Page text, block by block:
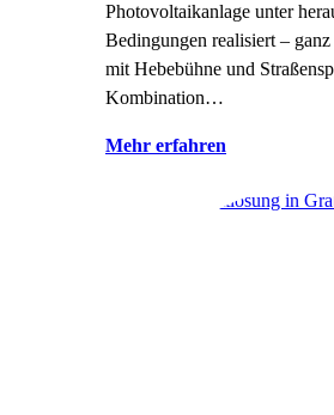
Photovoltaikanlage unter
Bedingungen realisiert –
mit Hebebühne und
Kombination…
Mehr erfahren